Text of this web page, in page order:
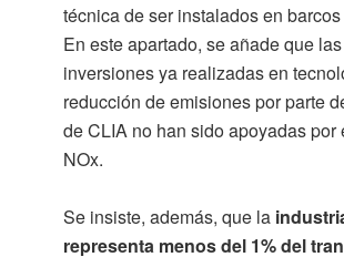
técnica de ser instalados en
En este apartado, se añade que
inversiones ya realizadas en
reducción de emisiones por parte
de CLIA no han sido apoyadas por
NOx.
Se insiste, además, que la
representa menos del 1% del